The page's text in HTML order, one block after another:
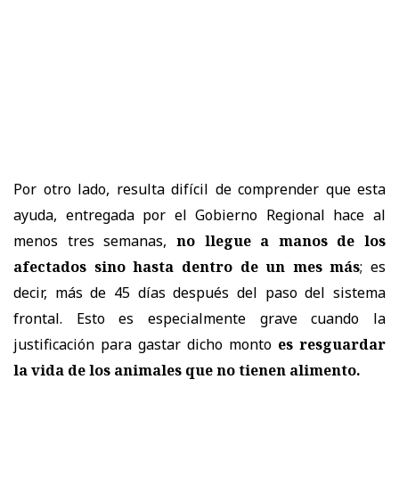
Por otro lado, resulta difícil de comprender que esta
ayuda, entregada por el Gobierno Regional hace al
menos tres semanas, no llegue a manos de los
afectados sino hasta dentro de un mes más; es
decir, más de 45 días después del paso del sistema
frontal. Esto es especialmente grave cuando la
justificación para gastar dicho monto es resguardar
la vida de los animales que no tienen alimento.